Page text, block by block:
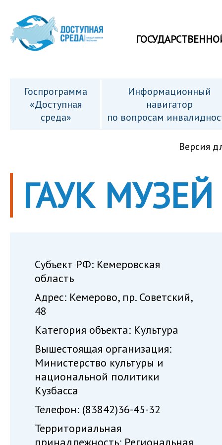
Госпрограмма
«Доступная
среда»
Информационный
навигатор
по вопросам
Версия
ГАУК
Субъект РФ: Кемеровская
область
Адрес: Кемерово, пр. Советский,
48
Категория объекта: Культура
Вышестоящая организация:
Министерство культуры и
национальной политики
Кузбасса
Телефон: (83842)36-45-32
Территориальная
принадлежность: Региональная